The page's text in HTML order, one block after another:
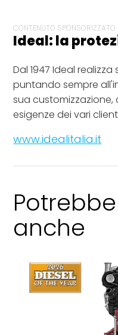
CONTENUTO SPONSORIZZATO
Ideal: la
Dal 1947 Ideal
puntando sempre
sua customizzazione,
esigenze dei vari
www.idealitalia.it
anche